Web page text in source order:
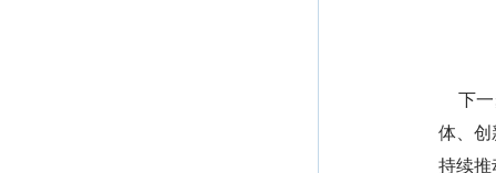
下一
体、
持续